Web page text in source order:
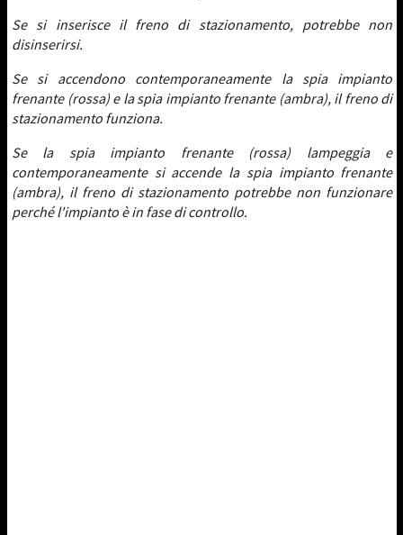
Se si inserisce il freno di stazionamento, potrebbe non
disinserirsi.
Se si accendono contemporaneamente la spia impianto
frenante (rossa) e la spia impianto frenante (ambra), il freno di
stazionamento funziona.
Se la spia impianto frenante (rossa) lampeggia e
contemporaneamente si accende la spia impianto frenante
(ambra), il freno di stazionamento potrebbe non funzionare
perché l'impianto è in fase di controllo.